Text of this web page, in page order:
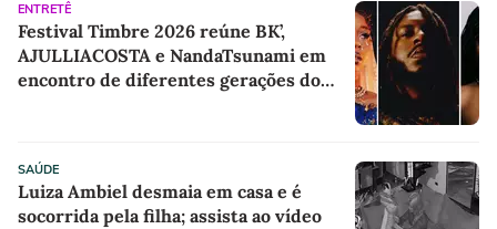
ENTRETÊ
Festival Timbre 2026 reúne BK’,
AJULLIACOSTA e NandaTsunami em
encontro de diferentes gerações do
SAÚDE
Luiza Ambiel desmaia em casa e é
socorrida pela filha; assista ao vídeo